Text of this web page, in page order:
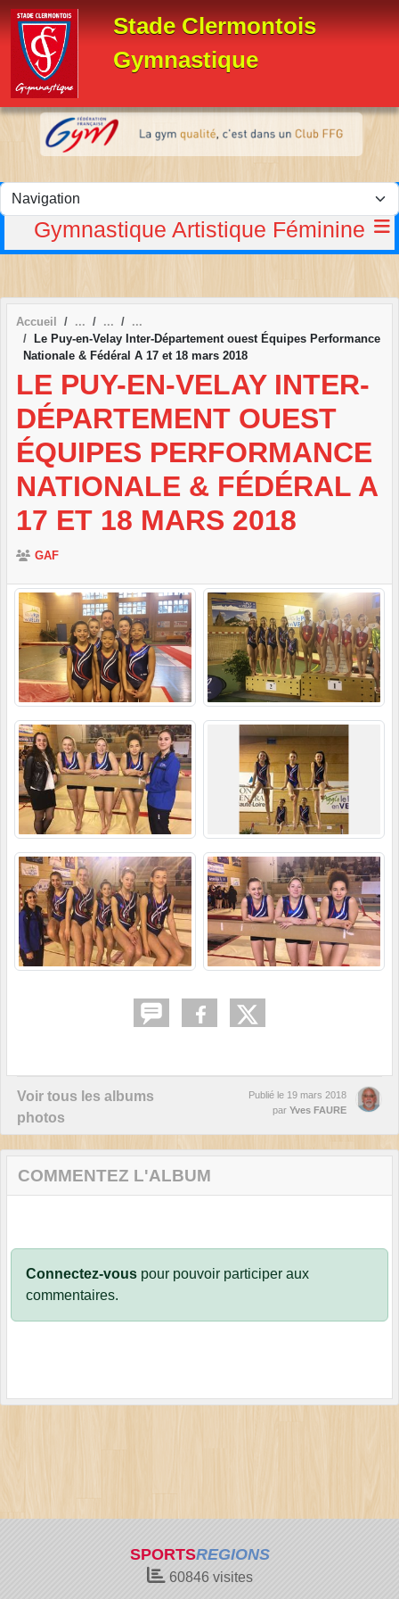
Stade Clermontois
Gymnastique
Gymnastique Artistique Féminine
Accueil
Le Puy-en-Velay Inter-Département ouest Équipes Performance
Nationale & Fédéral A 17 et 18 mars 2018
LE PUY-EN-VELAY INTER-
DÉPARTEMENT OUEST
ÉQUIPES PERFORMANCE
NATIONALE & FÉDÉRAL A
17 ET 18 MARS 2018
GAF
Voir tous les albums
photos
Publié le 19 mars 2018
par Yves FAURE
COMMENTEZ L'ALBUM
Connectez-vous pour pouvoir participer aux
commentaires.
SPORTSREGIONS
60846visites
Panneau de gestion des cookies